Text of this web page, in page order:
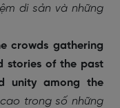
di sản và những
crowds gathering
stories of the past
unity among the
trong số những